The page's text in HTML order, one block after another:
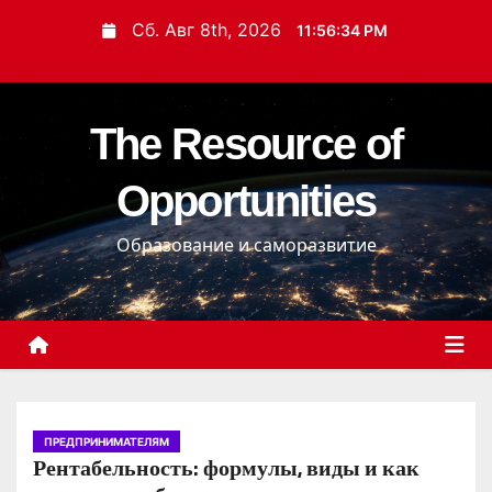
и
с
о
д
Сб. Авг 8th, 2026 11:56:35 PM
The Resource of
Opportunities
Образование и саморазвитие
ПРЕДПРИНИМАТЕЛЯМ
Рентабельность: формулы, виды и как